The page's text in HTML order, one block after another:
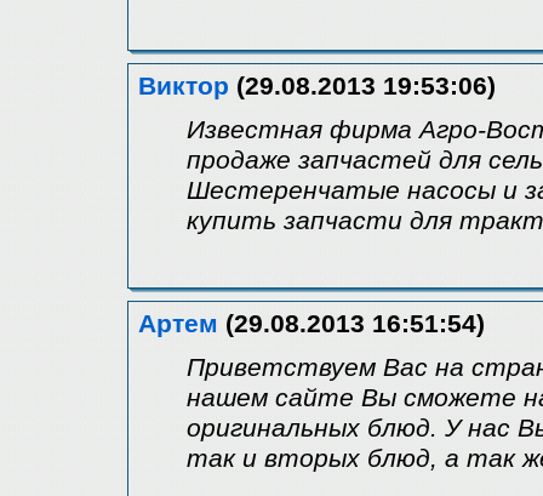
Виктор (29.08.2013 19:53:06)
Известная фирма Агро-
продаже запчастей для
Шестеренчатые насосы и
купить запчасти для
Артем (29.08.2013 16:51:54)
Приветствуем Вас на
нашем сайте Вы сможете
оригинальных блюд. У нас
так и вторых блюд, а так